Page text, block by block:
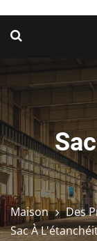
Maison Des
Sac À